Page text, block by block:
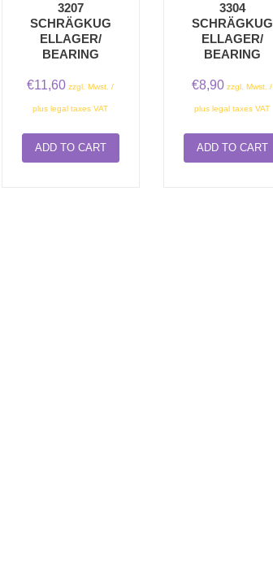
3207
SCHRÄGKUG
ELLAGER/
BEARING
€11,60 zzgl. Mwst. /
plus legal taxes VAT
ADD TO CART
3304
SCHRÄGKUG
ELLAGER/
BEARING
€8,90 zzgl. Mwst. /
plus legal taxes VAT
ADD TO CART